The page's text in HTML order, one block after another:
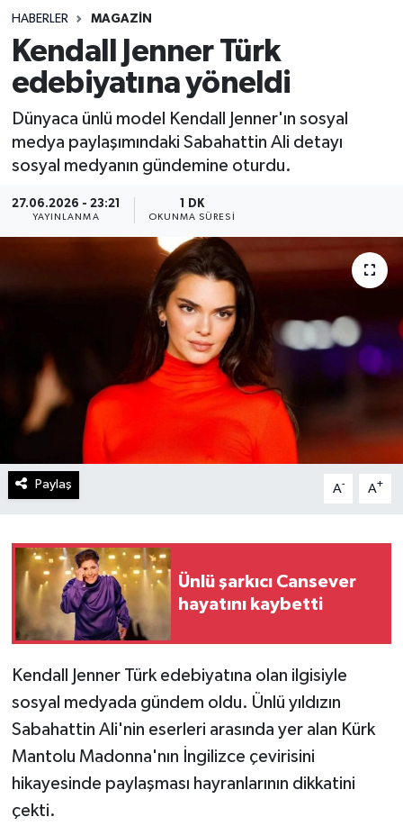
HABERLER MAGAZIN
Kendall Jenner Türk
edebiyatına yöneldi
Dünyaca ünlü model Kendall Jenner'ın sosyal
medya paylaşımındaki Sabahattin Ali detayı
sosyal medyanın gündemine oturdu.
27.06.2026 - 23:21
YAYINLANMA
1 DK
OKUNMA SÜRESI
Paylaş A- A+
Ünlü şarkıcı Cansever
hayatını kaybetti
Kendall Jenner Türk edebiyatına olan ilgisiyle
sosyal medyada gündem oldu. Ünlü yıldızın
Sabahattin Ali'nin eserleri arasında yer alan Kürk
Mantolu Madonna'nın İngilizce çevirisini
hikayesinde paylaşması hayranlarının dikkatini
çekti.
Spor
Teknoloji
Yaşam